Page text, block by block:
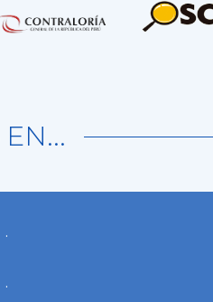
EN...
.
.